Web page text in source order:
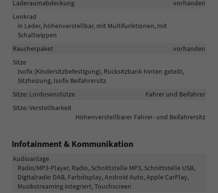
Laderaumabdeckung
vorhanden
Lenkrad
in Leder, höhenverstellbar, mit Multifunktionen, mit
Schaltwippen
Raucherpaket
vorhanden
Sitze
Isofix (Kindersitzbefestigung), Rücksitzbank hinten geteilt,
Sitzheizung, Isofix Beifahrersitz
Sitze: Lordosenstütze
Fahrer und Beifahrer
Sitze: Verstellbarkeit
Höhenverstellbarer Fahrer- und Beifahrersitz
Infotainment & Kommunikation
Audioanlage
Radio/MP3-Player, Radio, Schnittstelle MP3, Schnittstelle USB,
Digitalradio DAB, Farbdisplay, Android Auto, Apple CarPlay,
Musikstreaming integriert, Touchscreen